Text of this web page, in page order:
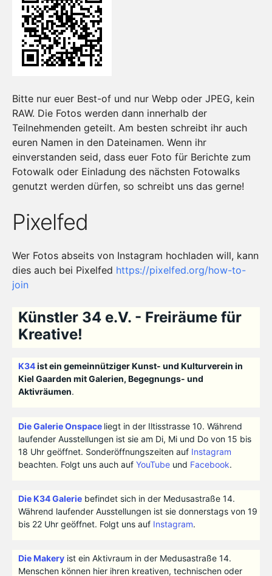
Bitte nur euer Best-of und nur Webp oder JPEG, kein
RAW. Die Fotos werden dann innerhalb der
Teilnehmenden geteilt. Am besten schreibt ihr auch
euren Namen in den Dateinamen. Wenn ihr
einverstanden seid, dass euer Foto für Berichte zum
Fotowalk oder Einladung des nächsten Fotowalks
genutzt werden dürfen, so schreibt uns das gerne!
Pixelfed
Wer Fotos abseits von Instagram hochladen will, kann
dies auch bei Pixelfed https://pixelfed.org/how-to-
join
Künstler 34 e.V. - Freiräume für
Kreative!
K34ist ein gemeinnütziger Kunst- und Kulturverein in
Kiel Gaarden mit Galerien, Begegnungs- und
Aktivräumen.
Die Galerie Onspace liegt in der Iltisstrasse 10. Während
laufender Ausstellungen ist sie am Di, Mi und Do von 15 bis
18 Uhr geöffnet. Sonderöffnungszeiten auf Instagram
beachten. Folgt uns auch auf YouTubeund Facebook.
Die K34 Galeriebefindet sich in der Medusastraße 14.
Während laufender Ausstellungen ist sie donnerstags von 19
bis 22 Uhr geöffnet. Folgt uns auf Instagram.
Die Makeryist ein Aktivraum in der Medusastraße 14.
Menschen können hier ihren kreativen, technischen oder